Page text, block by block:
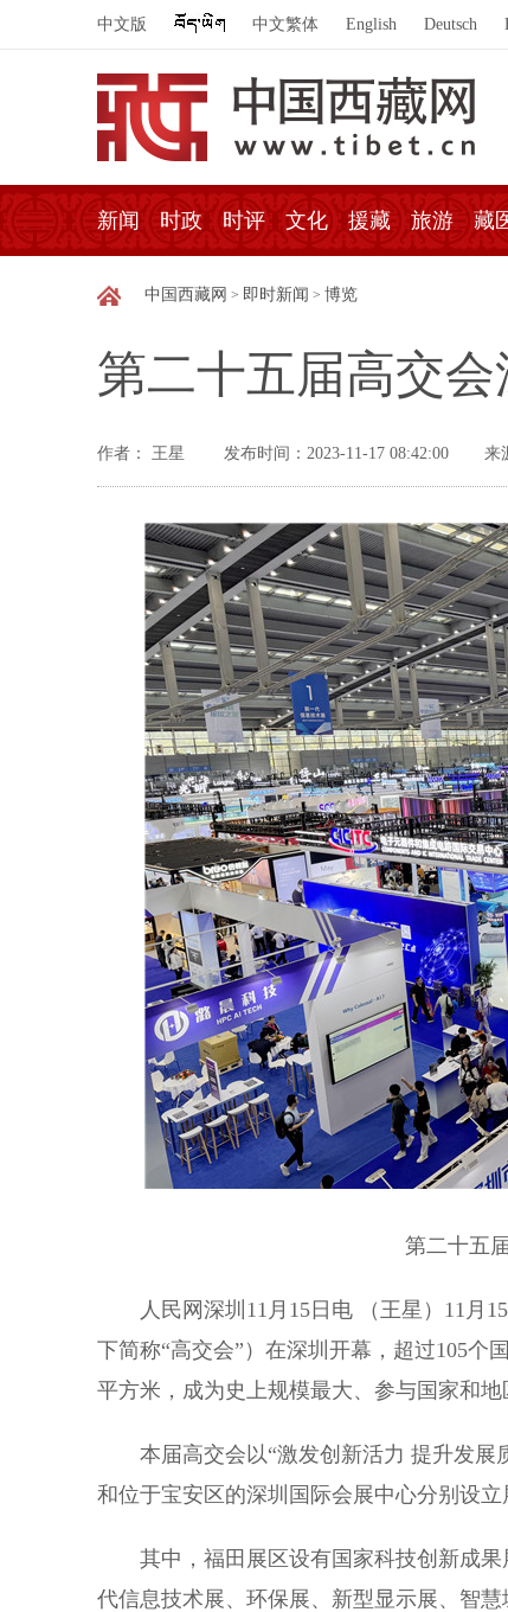
中文版 中文繁体 English Deutsch
新闻 时政 时评 文化 援藏 旅游 藏
中国西藏网 > 即时新闻 > 博览
第二十五届高交
作者： 王星 发布时间：2023-11-17 08:42:00 来
第二十五届
人民网深圳11月15日电 （王星）11月15
下简称“高交会”）在深圳开幕，超过105个
平方米，成为史上规模最大、参与国家和地
本届高交会以“激发创新活力 提升发展
和位于宝安区的深圳国际会展中心分别设立
其中，福田展区设有国家科技创新成果
代信息技术展、环保展、新型显示展、智